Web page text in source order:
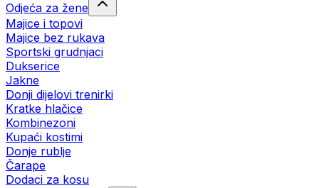
Odjeća za žene
Majice i topovi
Majice bez rukava
Sportski grudnjaci
Dukserice
Jakne
Donji dijelovi trenirki
Kratke hlačice
Kombinezoni
Kupaći kostimi
Donje rublje
Čarape
Dodaci za kosu